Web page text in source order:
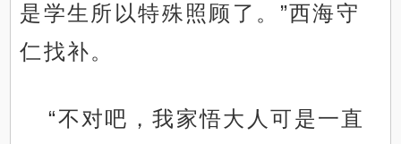
是学生所以特殊照顾了。”西海守
仁找补。
“不对吧，我家悟大人可是一直